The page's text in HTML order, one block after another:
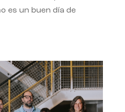
es un buen día de